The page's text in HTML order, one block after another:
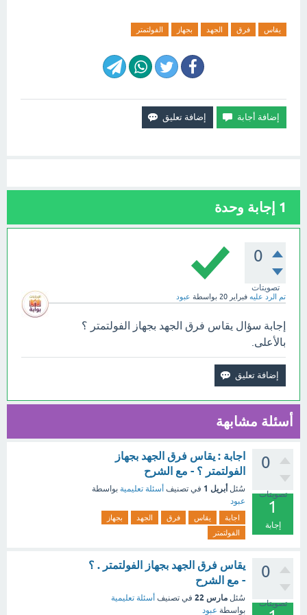
يقاس فرق الجهد بجهاز الفولتمتر
1 إجابة وحدة
0
تصويتات
تم الرد عليه فبراير 20 بواسطة عبود
إجابة سؤال يقاس فرق الجهد بجهاز الفولتمتر ؟
بالأعلى.
أسئلة مشابهة
0
تصويتات
1
إجابة
اجابة : يقاس فرق الجهد بجهاز
الفولتمتر ؟ - مع الشرح
سُئل أبريل 1 في تصنيف أسئلة تعليمية بواسطة
عبود
اجابة يقاس فرق الجهد
بجهاز
الفولتمتر
0
تصويتات
يقاس فرق الجهد بجهاز الفولتمتر . ؟
- مع الشرح
سُئل مارس 22 في تصنيف أسئلة تعليمية
بواسطة عبود